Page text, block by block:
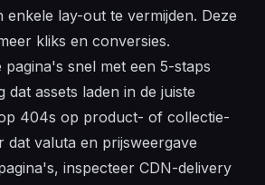
enkele lay-out te vermijden. Deze
kliks en conversies.
snel met een 5-staps
dat assets laden in de juiste
404s op product- of collectie-
dat valuta en prijsweergave
inspecteer CDN-delivery